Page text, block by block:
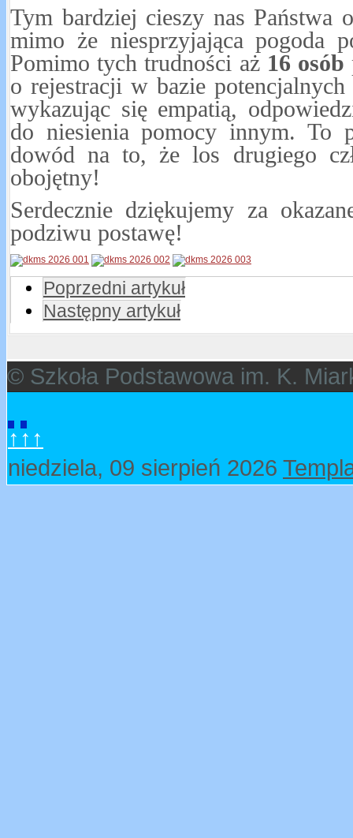
Tym bardziej cieszy nas Państwa
mimo że niesprzyjająca pogoda
Pomimo tych trudności aż 16 osób
o rejestracji w bazie
wykazując się empatią,
do niesienia pomocy innym. To
dowód na to, że los drugiego
obojętny!
Serdecznie dziękujemy za
podziwu postawę!
Poprzedni artykuł
Następny artykuł
© Szkoła Podstawowa im. K.
↑↑↑
niedziela, 09 sierpień 2026